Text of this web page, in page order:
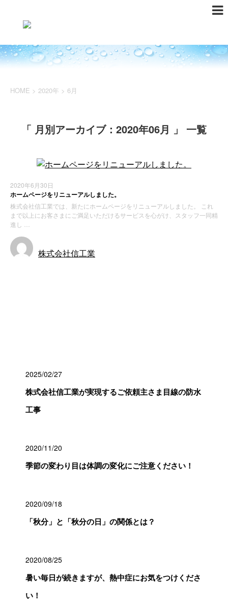
HOME > 2020年 > 6月
「 月別アーカイブ：2020年06月 」 一覧
2020年6月30日
ホームページをリニューアルしました。
株式会社信工業では、新たにホームページをリニューアルしました。 これ
まで以上にお客さまにご満足いただけるサービスを心がけ、スタッフ一同精
進し …
株式会社信工業
2025/02/27
株式会社信工業が実現するご依頼主さま目線の防水
工事
2020/11/20
季節の変わり目は体調の変化にご注意ください！
2020/09/18
「秋分」と「秋分の日」の関係とは？
2020/08/25
暑い毎日が続きますが、熱中症にお気をつけくださ
い！